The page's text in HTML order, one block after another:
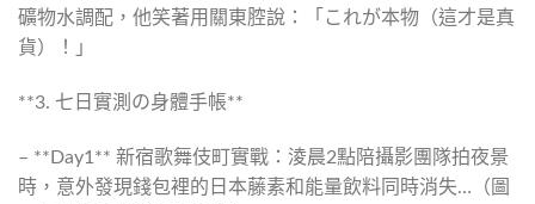
礦物水調配，他笑著用關東腔說：「これが本物（這才是真
貨）！」
**3. 七日實測の身體手帳**
– **Day1** 新宿歌舞伎町實戰：淩晨2點陪攝影團隊拍夜景
時，意外發現錢包裡的日本藤素和能量飲料同時消失…（圖